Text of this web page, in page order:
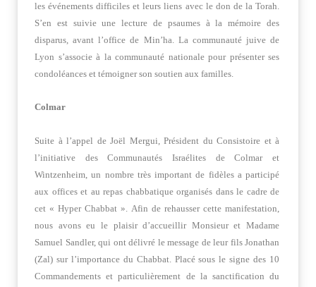
les événements difficiles et leurs liens avec le don de la Torah.
S’en est suivie une lecture de psaumes à la mémoire des
disparus, avant l’office de Min’ha. La communauté juive de
Lyon s’associe à la communauté nationale pour présenter ses
condoléances et témoigner son soutien aux familles.
Colmar
Suite à l’appel de Joël Mergui, Président du Consistoire et à
l’initiative des Communautés Israélites de Colmar et
Wintzenheim, un nombre très important de fidèles a participé
aux offices et au repas chabbatique organisés dans le cadre de
cet « Hyper Chabbat ». Afin de rehausser cette manifestation,
nous avons eu le plaisir d’accueillir Monsieur et Madame
Samuel Sandler, qui ont délivré le message de leur fils Jonathan
(Zal) sur l’importance du Chabbat. Placé sous le signe des 10
Commandements et particulièrement de la sanctification du